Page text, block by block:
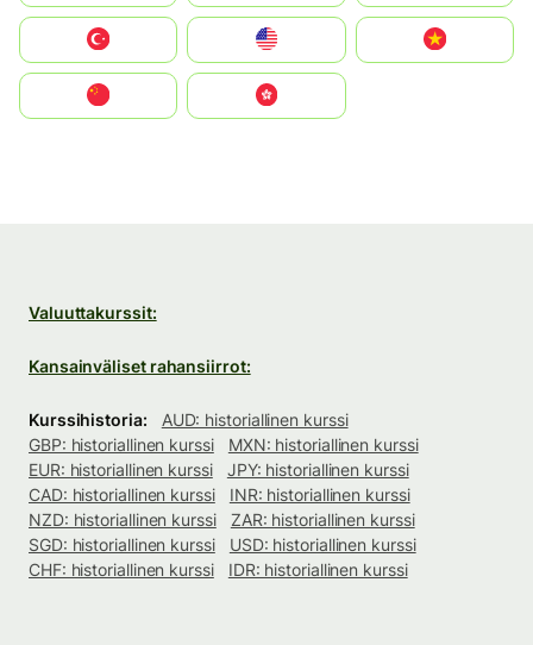
United States
中國香港特別行政區
Valuuttakurssit:
Kansainväliset rahansiirrot:
Kurssihistoria:
AUD: historiallinen kurssi
GBP: historiallinen kurssi
MXN: historiallinen kurssi
EUR: historiallinen kurssi
JPY: historiallinen kurssi
CAD: historiallinen kurssi
INR: historiallinen kurssi
NZD: historiallinen kurssi
ZAR: historiallinen kurssi
SGD: historiallinen kurssi
USD: historiallinen kurssi
CHF: historiallinen kurssi
IDR: historiallinen kurssi